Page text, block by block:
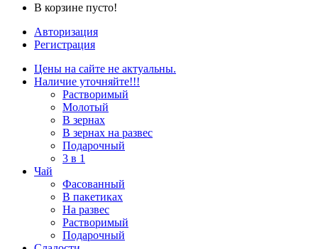
В корзине пусто!
Авторизация
Регистрация
Цены на сайте не актуальны.
Наличие уточняйте!!!
Растворимый
Молотый
В зернах
В зернах на развес
Подарочный
3 в 1
Чай
Фасованный
В пакетиках
На развес
Растворимый
Подарочный